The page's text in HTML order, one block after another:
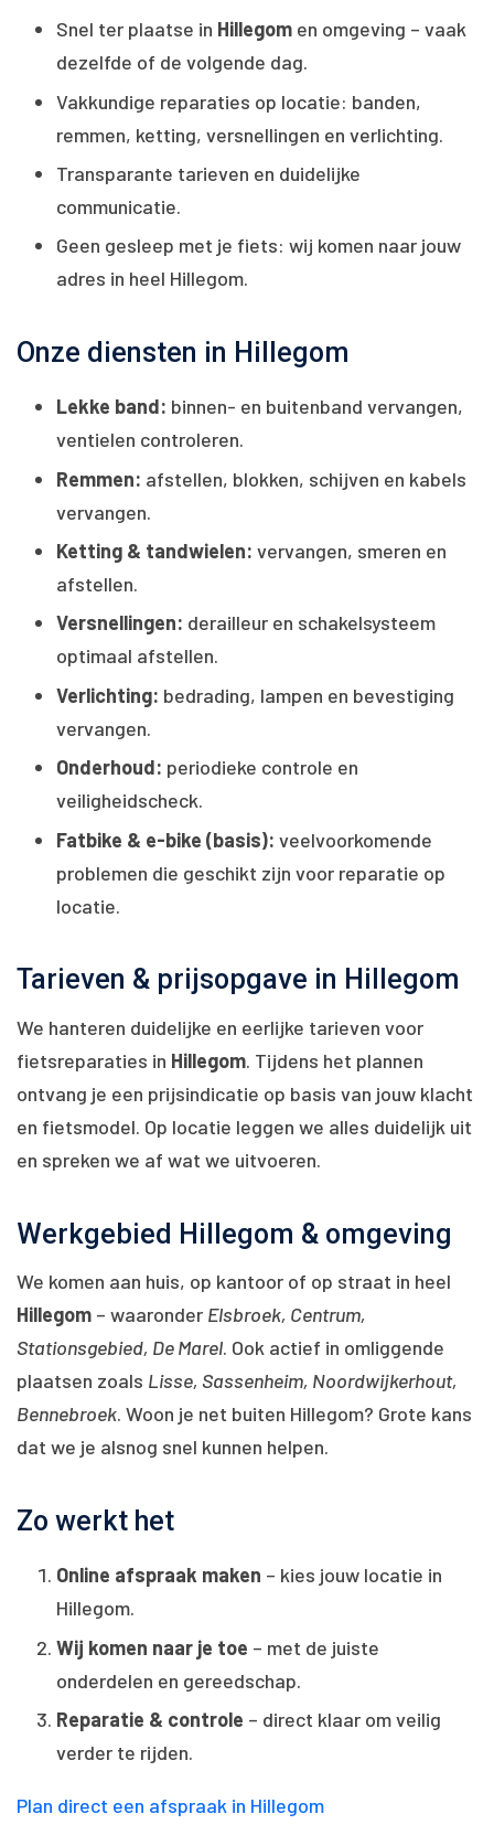
Snel ter plaatse in Hillegom en omgeving – vaak
dezelfde of de volgende dag.
Vakkundige reparaties op locatie: banden,
remmen, ketting, versnellingen en verlichting.
Transparante tarieven en duidelijke
communicatie.
Geen gesleep met je fiets: wij komen naar jouw
adres in heel Hillegom.
Onze diensten in Hillegom
Lekke band: binnen- en buitenband vervangen,
ventielen controleren.
Remmen: afstellen, blokken, schijven en kabels
vervangen.
Ketting & tandwielen: vervangen, smeren en
afstellen.
Versnellingen: derailleur en schakelsysteem
optimaal afstellen.
Verlichting: bedrading, lampen en bevestiging
vervangen.
Onderhoud: periodieke controle en
veiligheidscheck.
Fatbike & e-bike (basis): veelvoorkomende
problemen die geschikt zijn voor reparatie op
locatie.
Tarieven & prijsopgave in Hillegom
We hanteren duidelijke en eerlijke tarieven voor
fietsreparaties in Hillegom. Tijdens het plannen
ontvang je een prijsindicatie op basis van jouw klacht
en fietsmodel. Op locatie leggen we alles duidelijk uit
en spreken we af wat we uitvoeren.
Werkgebied Hillegom & omgeving
We komen aan huis, op kantoor of op straat in heel
Hillegom – waaronder Elsbroek, Centrum,
Stationsgebied, De Marel. Ook actief in omliggende
plaatsen zoals Lisse, Sassenheim, Noordwijkerhout,
Bennebroek. Woon je net buiten Hillegom? Grote kans
dat we je alsnog snel kunnen helpen.
Zo werkt het
Online afspraak maken – kies jouw locatie in
Hillegom.
Wij komen naar je toe – met de juiste
onderdelen en gereedschap.
Reparatie & controle – direct klaar om veilig
verder te rijden.
Plan direct een afspraak in Hillegom